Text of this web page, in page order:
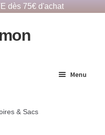
dès 75€ d'achat
Menu
& Sacs